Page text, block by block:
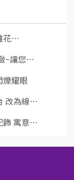
花⋯
~讓您⋯
爍耀眼
改為線⋯
飾 寓意⋯